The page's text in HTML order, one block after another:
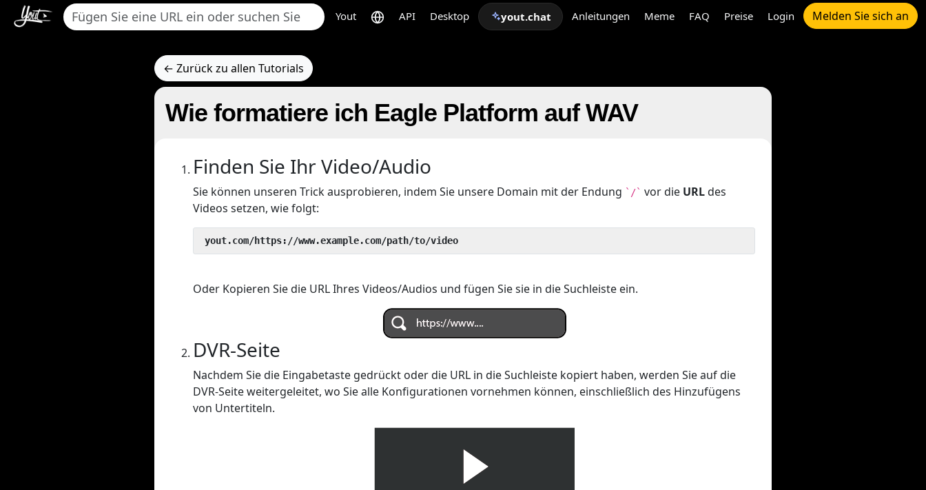
Yout API Desktop yout.chat Anleitungen Meme FAQ Preise Login Melden Sie sich an
← Zurück zu allen Tutorials
Wie formatiere ich Eagle Platform auf WAV
Finden Sie Ihr Video/Audio
Sie können unseren Trick ausprobieren, indem Sie unsere Domain mit der Endung `/` vor die URLdes
Videos setzen, wie folgt:
yout.com/https://www.example.com/path/to/video
Oder Kopieren Sie die URL Ihres Videos/Audios und fügen Sie sie in die Suchleiste ein.
DVR-Seite
Nachdem Sie die Eingabetaste gedrückt oder die URL in die Suchleiste kopiert haben, werden Sie auf die
DVR-Seite weitergeleitet, wo Sie alle Konfigurationen vornehmen können, einschließlich des Hinzufügens
von Untertiteln.